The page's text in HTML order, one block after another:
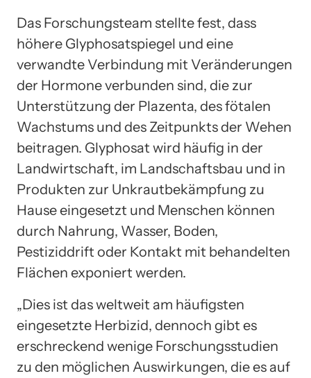
Das Forschungsteam stellte fest, dass
höhere Glyphosatspiegel und eine
verwandte Verbindung mit Veränderungen
der Hormone verbunden sind, die zur
Unterstützung der Plazenta, des fötalen
Wachstums und des Zeitpunkts der Wehen
beitragen. Glyphosat wird häufig in der
Landwirtschaft, im Landschaftsbau und in
Produkten zur Unkrautbekämpfung zu
Hause eingesetzt und Menschen können
durch Nahrung, Wasser, Boden,
Pestiziddrift oder Kontakt mit behandelten
Flächen exponiert werden.
„Dies ist das weltweit am häufigsten
eingesetzte Herbizid, dennoch gibt es
erschreckend wenige Forschungsstudien
zu den möglichen Auswirkungen, die es auf